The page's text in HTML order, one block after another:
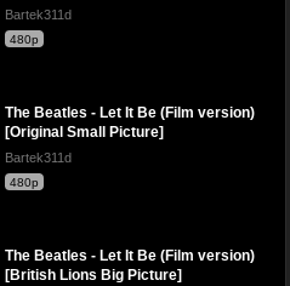
Bartek311d
480p
The Beatles - Let It Be (Film version)
[Original Small Picture]
Bartek311d
480p
The Beatles - Let It Be (Film version)
[British Lions Big Picture]